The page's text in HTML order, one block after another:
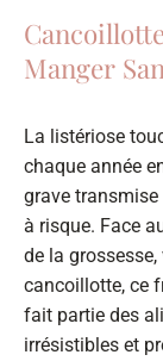
Manger
La listériose
chaque année
grave
à risque. Face
de la
cancoillotte, ce
fait partie des
irrésistibles et